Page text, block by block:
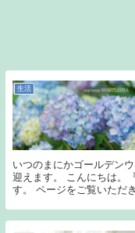
生活
いつのまにかゴールデン
迎えます。 こんにちは。
す。 ページをご覧いただ